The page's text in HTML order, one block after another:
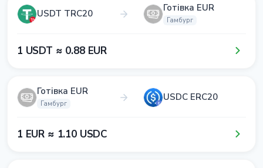
USDT TRC20 Готівка EUR
Гамбург
1​ USDT ≈ 0​.8​8​ EUR
Готівка EUR
Гамбург
USDC ERC20
1​ EUR ≈ 1​.1​0​ USDC